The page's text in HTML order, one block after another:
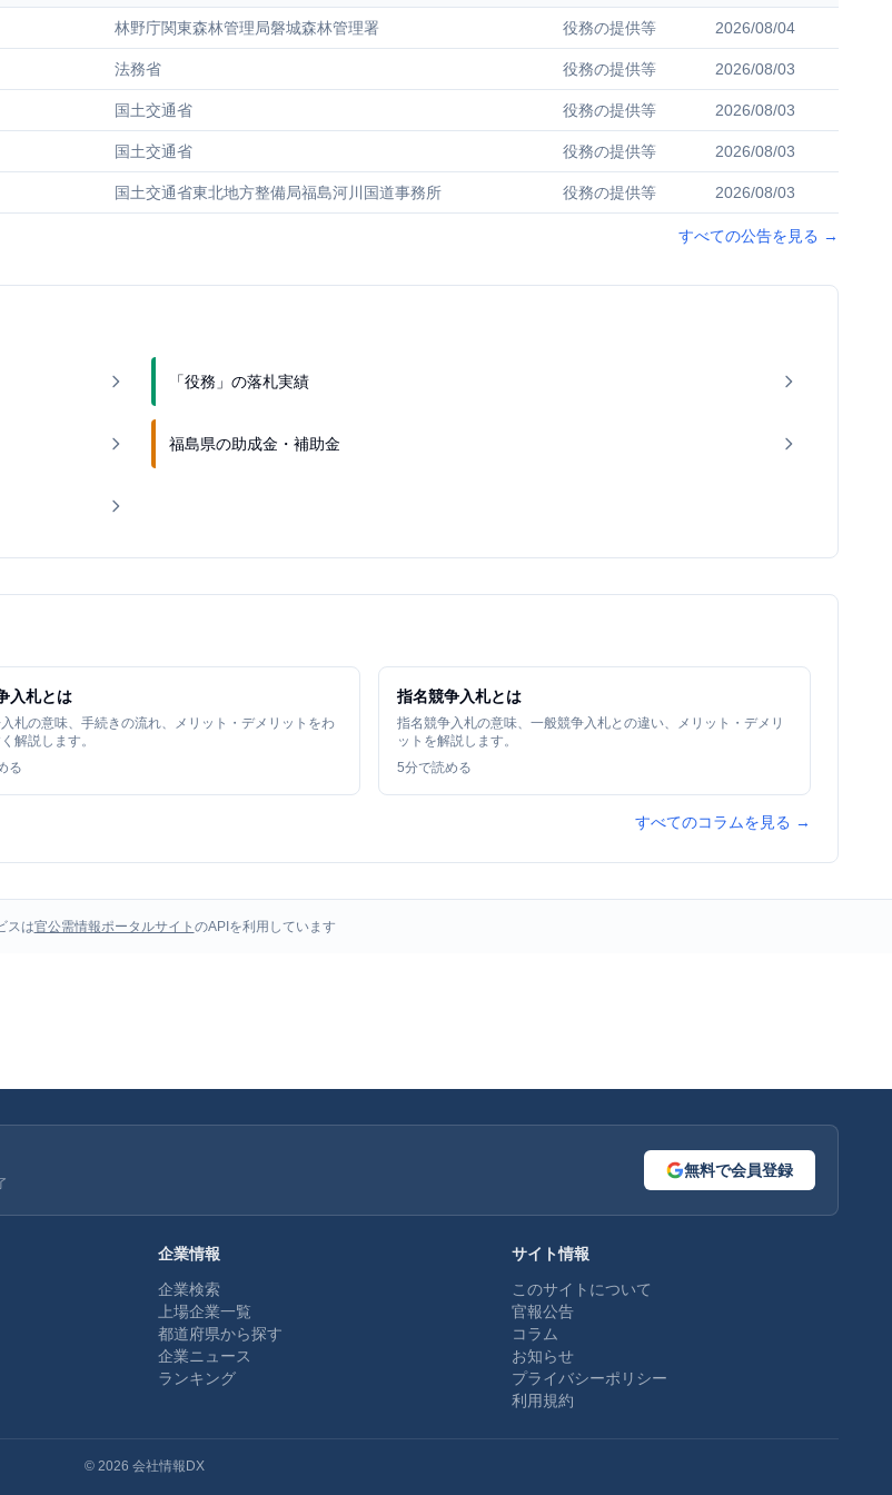
林野庁関東森林管理局磐城森林管理署 役務の提供等 2026/08/04
法務省 役務の提供等 2026/08/03
国土交通省 役務の提供等 2026/08/03
国土交通省 役務の提供等 2026/08/03
国土交通省東北地方整備局福島河川国道事務所 役務の提供等 2026/08/03
すべての公告を見る →
「役務」の落札実績
福島県の助成金・補助金
入札とは
札の意味、手続きの流れ、メリット・デメリットをわ
解説します。
る
指名競争入札とは
指名競争入札の意味、一般競争入札との違い、メリット・デメリ
ットを解説します。
5分で読める
すべてのコラムを見る →
スは官公需情報ポータルサイト のAPIを利用しています
無料で会員登録
企業情報
企業検索
上場企業一覧
都道府県から探す
企業ニュース
ランキング
サイト情報
このサイトについて
官報公告
コラム
お知らせ
プライバシーポリシー
利用規約
© 2026 会社情報DX